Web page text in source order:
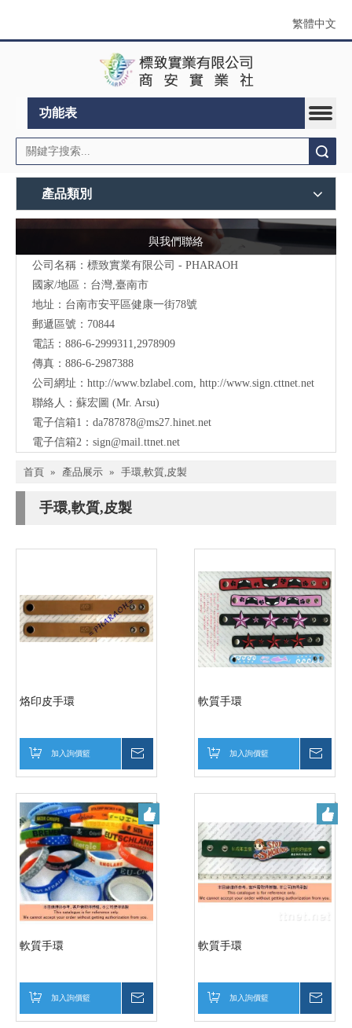
繁體中文
功能表
產品類別
與我們聯絡
公司名稱：標致實業有限公司 - PHARAOH
國家/地區：台灣,臺南市
地址：台南市安平區健康一街78號
郵遞區號：70844
電話：886-6-2999311,2978909
傳真：886-6-2987388
公司網址： http://www.bzlabel.com http://www.sign.cttnet.net
聯絡人：蘇宏圖 (Mr. Arsu)
電子信箱1： da787878@ms27.hinet.net
電子信箱2： sign@mail.ttnet.net
首頁 » 產品展示 » 手環,軟質,皮製
手環,軟質,皮製
烙印皮手環
加入詢價籃
軟質手環
加入詢價籃
軟質手環
加入詢價籃
軟質手環
加入詢價籃